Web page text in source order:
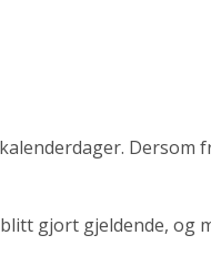
Dersom
gjort gjeldende, og